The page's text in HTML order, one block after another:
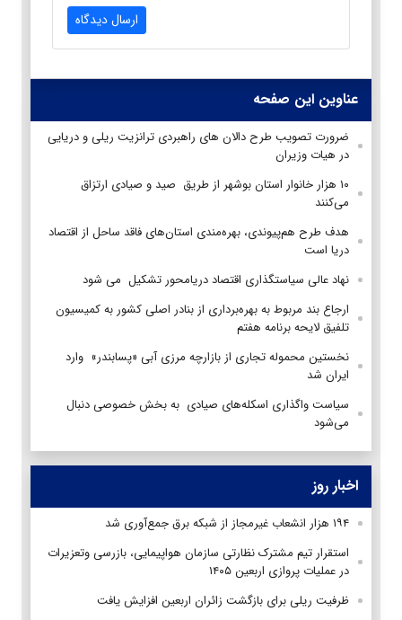
ارسال دیدگاه
عناوین این صفحه
ضرورت تصویب طرح دالان های راهبردی ترانزیت ریلی و دریایی
در هیات وزیران
۱۰ هزار خانوار استان بوشهر از طریق صید و صیادی ارتزاق
می‌کنند
هدف طرح هم‌پیوندی، بهره‌مندی استان‌های فاقد ساحل از اقتصاد
دریا است
نهاد عالی سیاستگذاری اقتصاد دریامحور تشکیل می شود
ارجاع بند مربوط به بهره‌برداری از بنادر اصلی کشور به کمیسیون
تلفیق لایحه برنامه هفتم
نخستین محموله تجاری از بازارچه مرزی آبی «پسابندر» وارد
ایران شد
سیاست واگذاری اسکله‌های صیادی به بخش خصوصی دنبال
می‌شود
اخبار روز
۱۹۴ هزار انشعاب غیرمجاز از شبکه برق جمع‌آوری شد
استقرار تیم مشترک نظارتی سازمان هواپیمایی، بازرسی وتعزیرات
در عملیات پروازی اربعین ۱۴۰۵
ظرفیت ریلی برای بازگشت زائران اربعین افزایش یافت